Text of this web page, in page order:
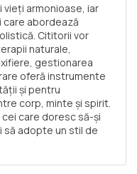
armonioase, iar
abordează
Cititorii vor
naturale,
gestionarea
oferă instrumente
și pentru
corp, minte și spirit.
care doresc să-și
să adopte un stil de